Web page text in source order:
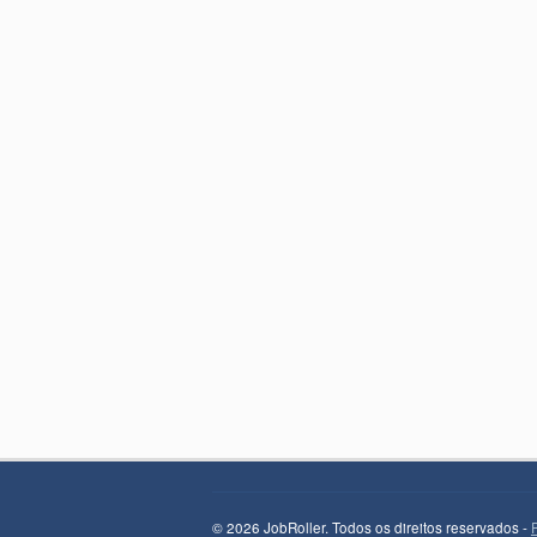
© 2026 JobRoller. Todos os direitos reservados -